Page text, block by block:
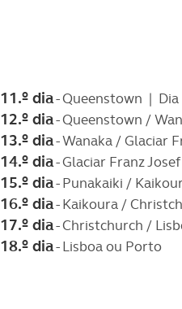
11.º dia- Queenstown |
12.º dia- Queenstown /
13.º dia- Wanaka / Glaciar
14.º dia- Glaciar Franz
15.º dia- Punakaiki /
16.º dia- Kaikoura /
17.º dia- Christchurch /
18.º dia- Lisboa ou Porto